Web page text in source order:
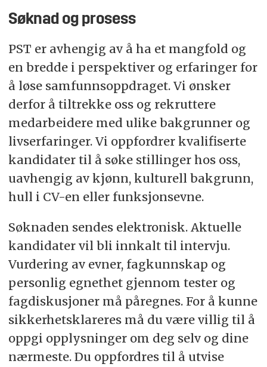
Søknad og prosess
PST er avhengig av å ha et mangfold og
en bredde i perspektiver og erfaringer for
å løse samfunnsoppdraget. Vi ønsker
derfor å tiltrekke oss og rekruttere
medarbeidere med ulike bakgrunner og
livserfaringer. Vi oppfordrer kvalifiserte
kandidater til å søke stillinger hos oss,
uavhengig av kjønn, kulturell bakgrunn,
hull i CV-en eller funksjonsevne.
Søknaden sendes elektronisk. Aktuelle
kandidater vil bli innkalt til intervju.
Vurdering av evner, fagkunnskap og
personlig egnethet gjennom tester og
fagdiskusjoner må påregnes. For å kunne
sikkerhetsklareres må du være villig til å
oppgi opplysninger om deg selv og dine
nærmeste. Du oppfordres til å utvise